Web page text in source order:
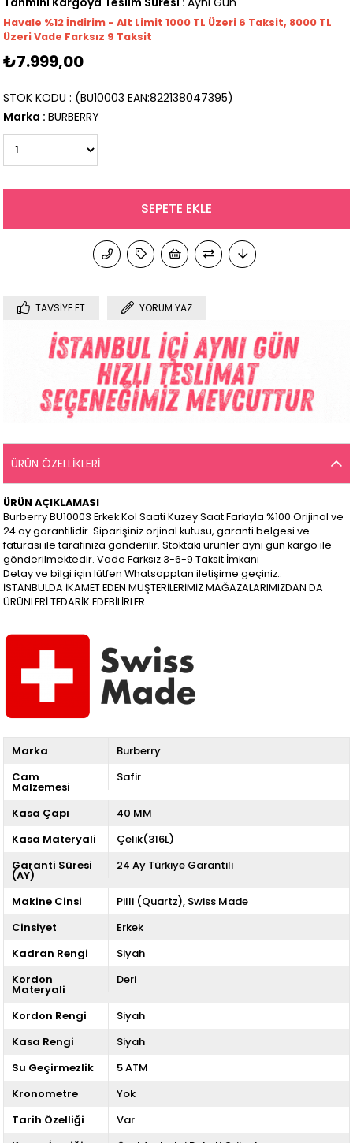
Havale %12 İndirim - Alt Limit 1000 TL Üzeri 6 Taksit, 8000 TL
Üzeri Vade Farksız 9 Taksit
₺7.999,00
(BU10003 EAN:822138047395)
STOK KODU
Marka : BURBERRY
TAVSIYE ET YORUM YAZ
ÜRÜN ÖZELLIKLERI
ÜRÜN AÇIKLAMASI
Burberry BU10003 Erkek Kol Saati Kuzey Saat Farkıyla %100 Orijinal ve
24 ay garantilidir. Siparişiniz orjinal kutusu, garanti belgesi ve
faturası ile tarafınıza gönderilir. Stoktaki ürünler aynı gün kargo ile
gönderilmektedir. Vade Farksız 3-6-9 Taksit İmkanı
Detay ve bilgi için lütfen Whatsapptan iletişime geçiniz..
İSTANBULDA İKAMET EDEN MÜŞTERİLERİMİZ MAĞAZALARIMIZDAN DA
ÜRÜNLERİ TEDARİK EDEBİLİRLER..
Marka
Burberry
Cam
Malzemesi
Safir
Kasa Çapı
40 MM
Kasa Materyali
Çelik(316L)
Garanti Süresi
(AY)
24 Ay Türkiye Garantili
Makine Cinsi Pilli (Quartz) Swiss Made
Cinsiyet
Erkek
Kadran Rengi
Siyah
Kordon
Materyali
Deri
Kordon Rengi
Siyah
Kasa Rengi
Siyah
Su Geçirmezlik
5 ATM
Kronometre
Yok
Tarih Özelliği
Var